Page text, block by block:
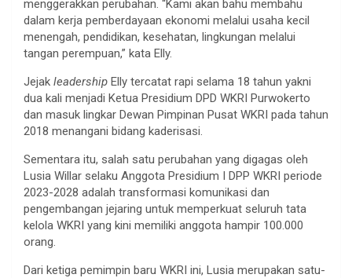
menggerakkan perubahan. “Kami akan bahu membahu
dalam kerja pemberdayaan ekonomi melalui usaha kecil
menengah, pendidikan, kesehatan, lingkungan melalui
tangan perempuan,” kata Elly.
Jejak leadership Elly tercatat rapi selama 18 tahun yakni
dua kali menjadi Ketua Presidium DPD WKRI Purwokerto
dan masuk lingkar Dewan Pimpinan Pusat WKRI pada tahun
2018 menangani bidang kaderisasi.
Sementara itu, salah satu perubahan yang digagas oleh
Lusia Willar selaku Anggota Presidium I DPP WKRI periode
2023-2028 adalah transformasi komunikasi dan
pengembangan jejaring untuk memperkuat seluruh tata
kelola WKRI yang kini memiliki anggota hampir 100.000
orang.
Dari ketiga pemimpin baru WKRI ini, Lusia merupakan satu-